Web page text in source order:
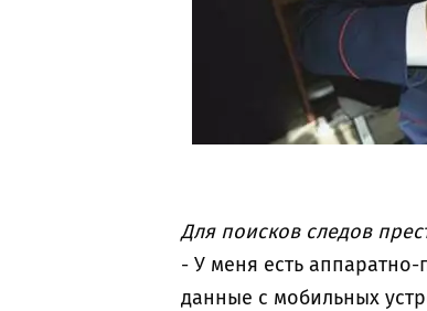
Для поисков следов
- У меня есть
данные с мобильных